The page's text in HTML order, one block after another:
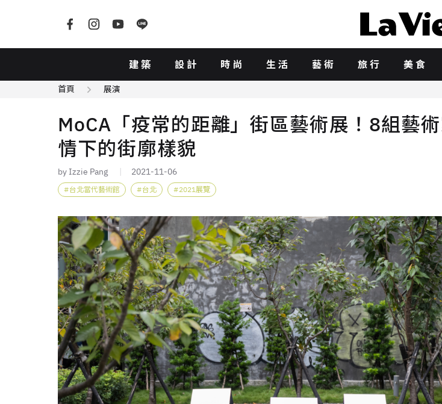
建築 設計 時尚 生活 藝術 旅行 美食
首頁 展演
MoCA「疫常的距離」街區藝術展！8組藝
情下的街廓樣貌
by Izzie Pang 2021-11-06
台北當代藝術館 台北 2021展覽